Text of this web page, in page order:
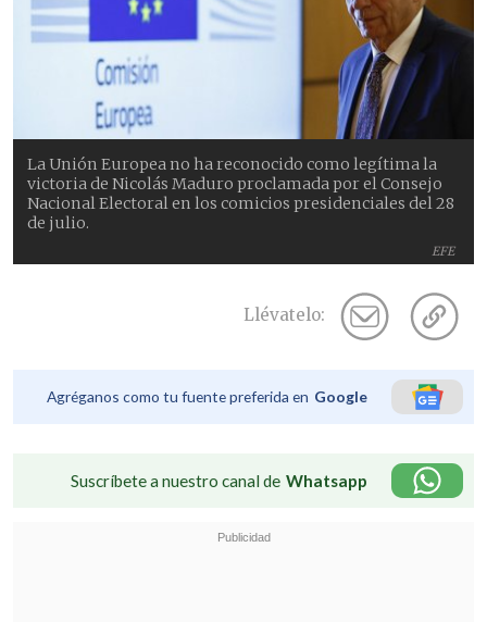
EFE
La Unión Europea no ha reconocido como legítima la
victoria de Nicolás Maduro proclamada por el Consejo
Nacional Electoral en los comicios presidenciales del 28
de julio.
Llévatelo:
Agréganos como tu fuente preferida en Google
Suscríbete a nuestro canal de Whatsapp